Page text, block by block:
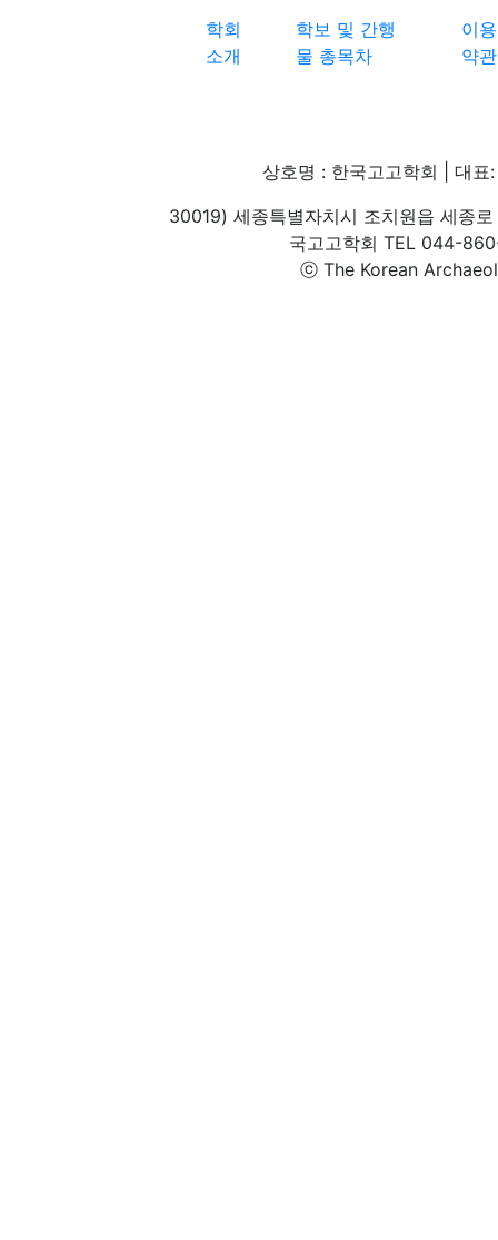
학회
소개
학보 및 간행
물 총목차
이용
약관
상호명 : 한국고고학회 | 대
30019) 세종특별자치시 조치원읍 세종
국고고학회 TEL 044-
ⓒ The Korean